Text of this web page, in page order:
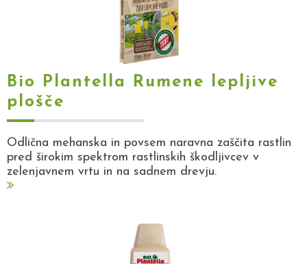
Bio Plantella Rumene lepljive
plošče
Odlična mehanska in povsem naravna zaščita rastlin
pred širokim spektrom rastlinskih škodljivcev v
zelenjavnem vrtu in na sadnem drevju.